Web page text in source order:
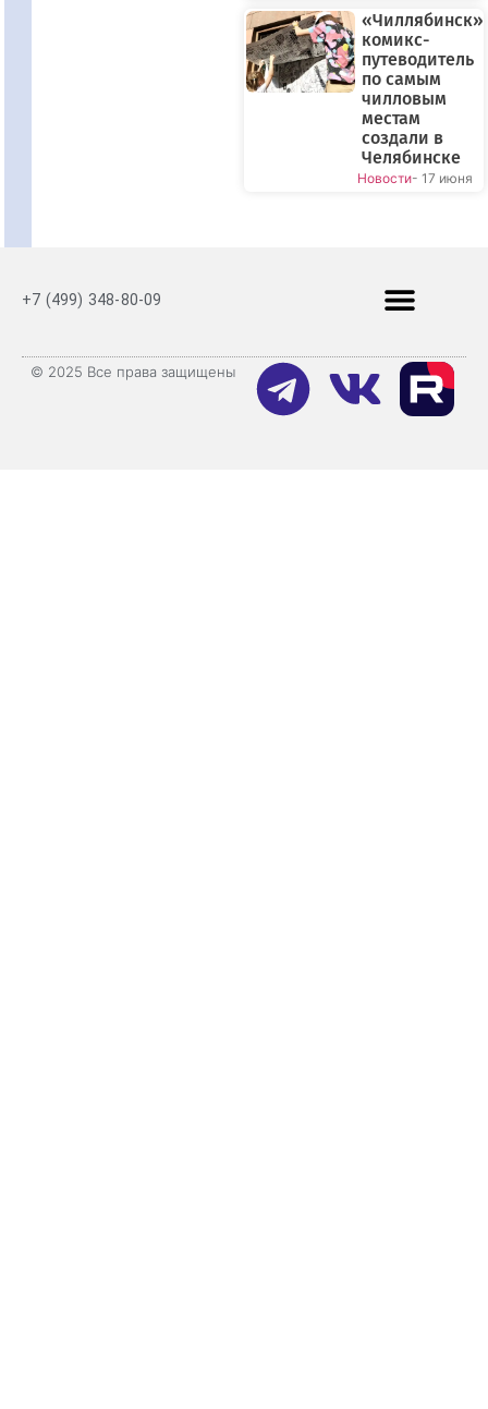
«Чиллябинск»:
комикс-
путеводитель
по самым
чилловым
местам
создали в
Челябинске
Новости- 17 июня
+7 (499) 348-80-09
© 2025 Все права защищены